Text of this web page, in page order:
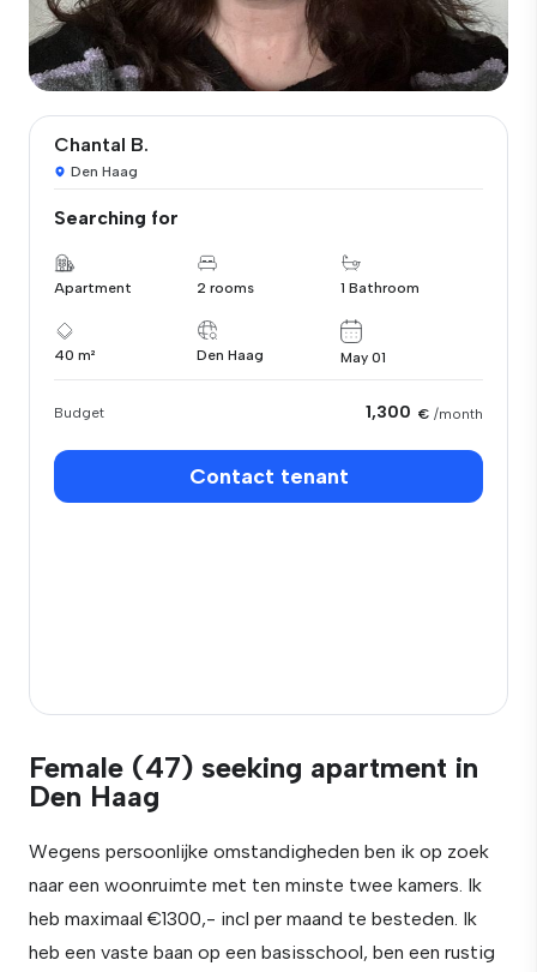
Chantal B.
Den Haag
Searching for
Apartment 2 rooms 1 Bathroom
40 m² Den Haag May 01
Budget 1,300 € /month
Contact tenant
Female (47) seeking apartment in
Den Haag
Wegens persoonlijke omstandigheden ben ik op zoek
naar een woonruimte met ten minste twee kamers. Ik
heb maximaal €1300,- incl per maand te besteden. Ik
heb een vaste baan op een basisschool, ben een rustig